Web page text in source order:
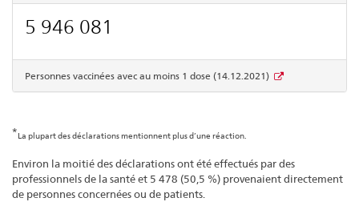
5 946 081
Personnes vaccinées avec au moins 1 dose (14.12.2021)
*La plupart des déclarations mentionnent plus d’une réaction.
Environ la moitié des déclarations ont été effectués par des
professionnels de la santé et 5 478 (50,5 %) provenaient directement
de personnes concernées ou de patients.